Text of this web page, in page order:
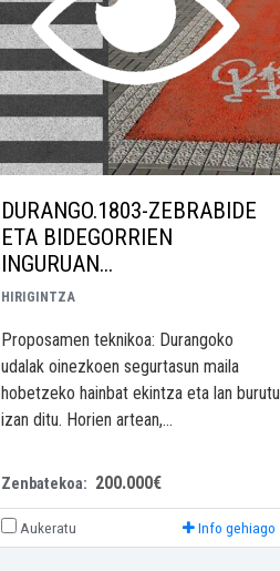
DURANGO.1803-ZEBRABIDE
ETA BIDEGORRIEN
INGURUAN...
HIRIGINTZA
Proposamen teknikoa: Durangoko
udalak oinezkoen segurtasun maila
hobetzeko hainbat ekintza eta lan burutu
izan ditu. Horien artean,...
Zenbatekoa: 200.000€
Aukeratu Info gehiago